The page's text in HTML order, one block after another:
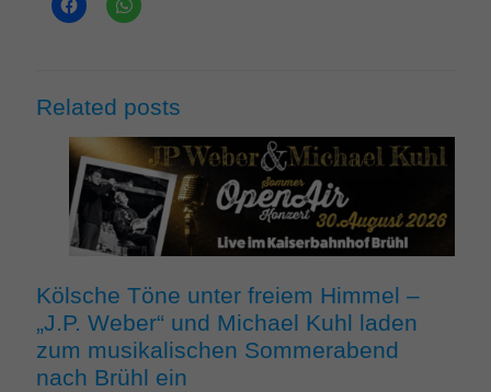
Related posts
Kölsche Töne unter freiem Himmel –
„J.P. Weber“ und Michael Kuhl laden
zum musikalischen Sommerabend
nach Brühl ein